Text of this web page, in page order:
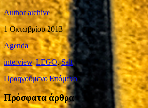
Author archive
1 Οκτωβρίου 2013
Agenda
interview,LEGO,Salt
Προηγούμενο Επόμενο
Πρόσφατα άρθρα